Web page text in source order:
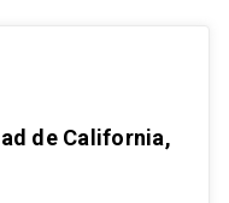
de California,